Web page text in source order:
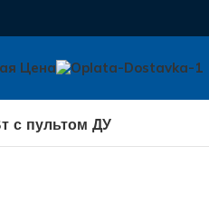
Цена
с пультом ДУ